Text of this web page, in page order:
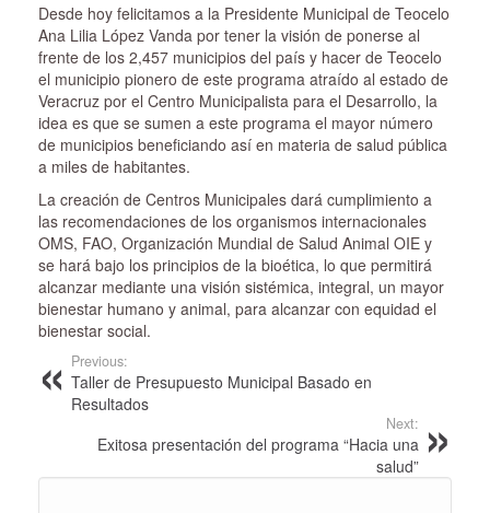
Desde hoy felicitamos a la Presidente Municipal de Teocelo
Ana Lilia López Vanda por tener la visión de ponerse al
frente de los 2,457 municipios del país y hacer de Teocelo
el municipio pionero de este programa atraído al estado de
Veracruz por el Centro Municipalista para el Desarrollo, la
idea es que se sumen a este programa el mayor número
de municipios beneficiando así en materia de salud pública
a miles de habitantes.
La creación de Centros Municipales dará cumplimiento a
las recomendaciones de los organismos internacionales
OMS, FAO, Organización Mundial de Salud Animal OIE y
se hará bajo los principios de la bioética, lo que permitirá
alcanzar mediante una visión sistémica, integral, un mayor
bienestar humano y animal, para alcanzar con equidad el
bienestar social.
Previous:
Taller de Presupuesto Municipal Basado en
Resultados
Next:
Exitosa presentación del programa “Hacia una
salud”